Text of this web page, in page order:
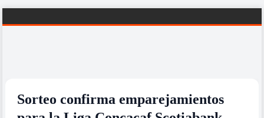
Sorteo confirma emparejamientos